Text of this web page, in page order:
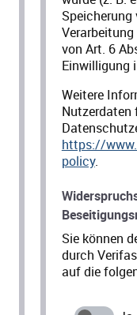
Speicherung
von Art. 6
Einwilligung
Weitere
Nutzerdaten
https://
policy.
Sie können
durch
auf die